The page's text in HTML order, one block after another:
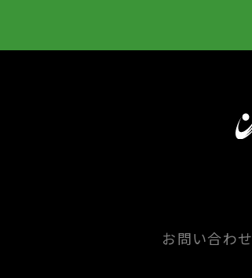
お問い合わせ